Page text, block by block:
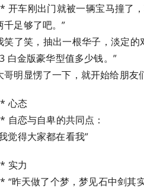
开车刚出门就被一辆宝马撞了
千足够了吧。”
笑了笑，抽出一根华子，淡定
白金版豪华型值多少钱。”
哥明显愣了一下，就开始给朋友
心态
自恋与自卑的共同点：
觉得大家都在看我”
实力
“昨天做了个梦，梦见石中剑其